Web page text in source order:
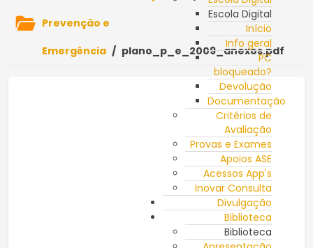
Escola Digital
Início
Info geral
PC
bloqueado?
Devolução
Documentação
Critérios de
Avaliação
Provas e Exames
Apoios ASE
Acessos App's
Inovar Consulta
Divulgação
Biblioteca
Biblioteca
Prevenção e
Emergência / plano_p_e_2009_anexos.pdf